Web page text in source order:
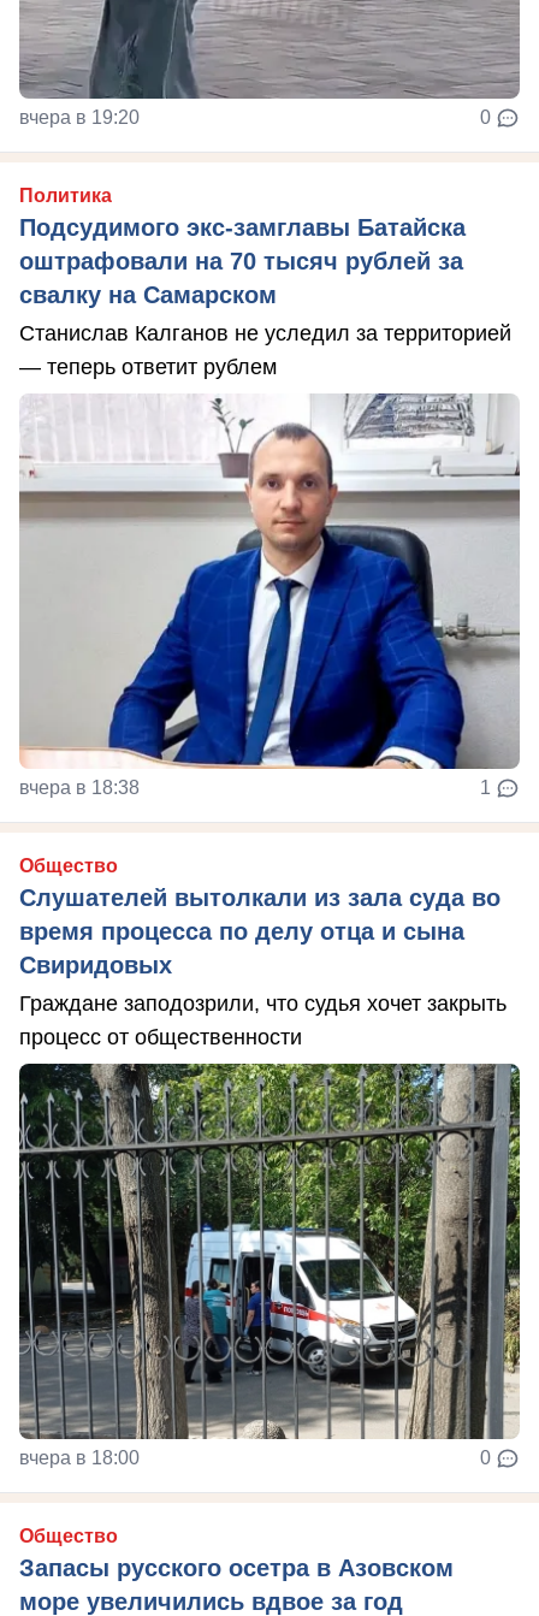
вчера в 19:20 0
Политика
Подсудимого экс-замглавы Батайска
оштрафовали на 70 тысяч рублей за
свалку на Самарском
Станислав Калганов не уследил за территорией
— теперь ответит рублем
вчера в 18:38 1
Общество
Слушателей вытолкали из зала суда во
время процесса по делу отца и сына
Свиридовых
Граждане заподозрили, что судья хочет закрыть
процесс от общественности
вчера в 18:00 0
Общество
Запасы русского осетра в Азовском
море увеличились вдвое за год